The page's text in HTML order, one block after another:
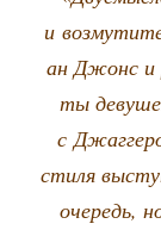
и
ан Джонс и
ты
с
сти­ля
оче­редь,